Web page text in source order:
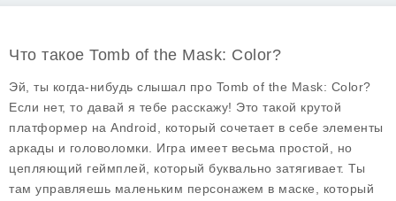
Что такое Tomb of the Mask: Color?
Эй, ты когда-нибудь слышал про Tomb of the Mask: Color?
Если нет, то давай я тебе расскажу! Это такой крутой
платформер на Android, который сочетает в себе элементы
аркады и головоломки. Игра имеет весьма простой, но
цепляющий геймплей, который буквально затягивает. Ты
там управляешь маленьким персонажем в маске, который